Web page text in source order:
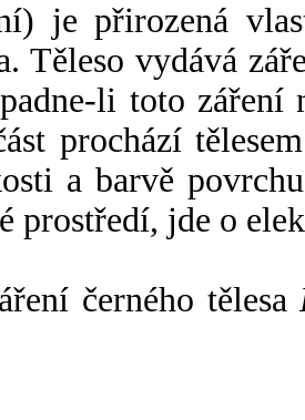
je přirozená
Těleso vydává
li toto záření
prochází
a barvě
prostředí, jde o
černého tělesa